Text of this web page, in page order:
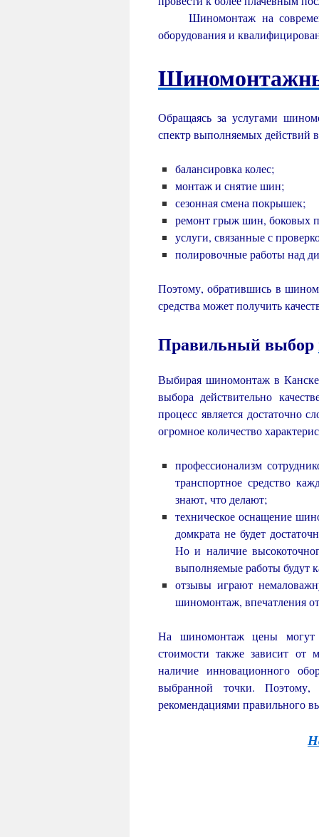
Шиномонтаж на
оборудования и
Обращаясь за услугами
спектр выполняемых действий
балансировка колес;
монтаж и снятие шин;
сезонная смена покрышек;
ремонт грыж шин, боковых
услуги, связанные с
полировочные работы над
Поэтому, обратившись в
средства может получить
Правильный выбор
Выбирая шиномонтаж в
выбора действительно
процесс является достаточно
огромное количество
профессионализм
транспортное средство
знают, что делают;
техническое оснащение
домкрата не будет
Но и наличие
выполняемые работы будут
отзывы играют
шиномонтаж, впечатления
На шиномонтаж цены могут
стоимости также зависит от
наличие инновационного
выбранной точки. Поэтому,
рекомендациями правильного